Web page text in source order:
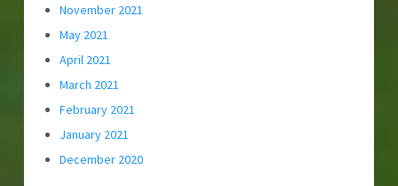
November 2021
May 2021
April 2021
March 2021
February 2021
January 2021
December 2020